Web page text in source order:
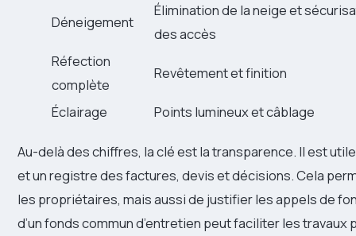
Déneigement
Élimination de la neige et
des accès
Réfection
complète
Revêtement et finition
Éclairage Points lumineux et câblage
Au-delà des chiffres, la clé est la transparence. Il est
et un registre des factures, devis et décisions. Cela
les propriétaires, mais aussi de justifier les appels de
d’un fonds commun d’entretien peut faciliter les